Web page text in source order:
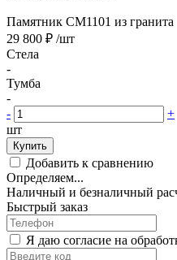
Памятник CM1101 из гранита
29 800 ₽ /шт
Стела
-
Тумба
-
-
+
шт
Купить
Добавить к сравнению
Определяем...
Наличный и безналичный
Быстрый заказ
Я даю согласие на